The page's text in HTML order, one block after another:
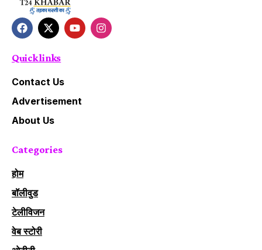
Quick links
Contact Us
Advertisement
About Us
Categories
होम
बॉलीवुड
टेलीविजन
वेब स्टोरी